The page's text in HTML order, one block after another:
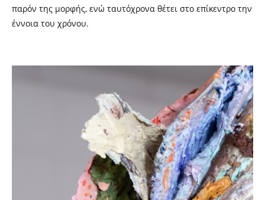
παρόν της μορφής, ενώ ταυτόχρονα θέτει στο επίκεντρο την
έννοια του χρόνου.